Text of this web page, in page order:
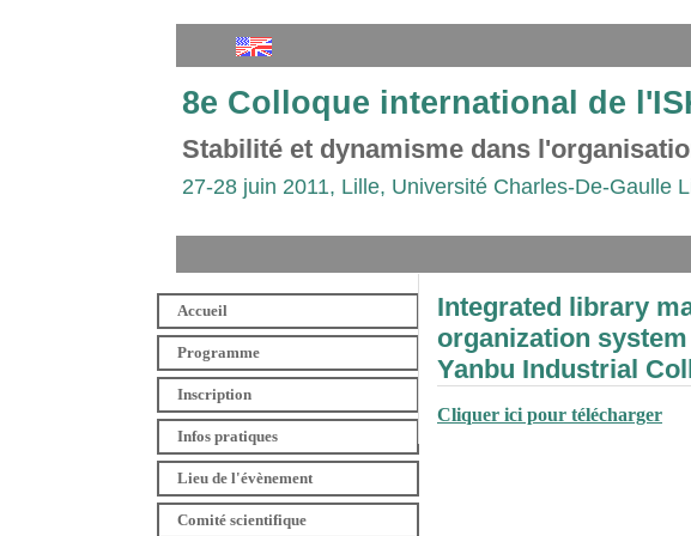
8e Colloque international de
Stabilité et dynamisme dans
27-28 juin 2011, Lille, Université Charles-De-Gaulle
Accueil
Programme
Inscription
Infos pratiques
Lieu de l'évènement
Comité scientifique
Integrated library
organization
Yanbu Industrial
Cliquer ici pour télécharger